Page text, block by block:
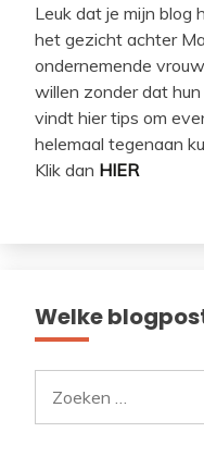
Leuk dat je mijn blog
het gezicht achter
ondernemende
willen zonder dat
vindt hier tips om
helemaal tegenaan
Klik dan HIER
Welke
naar: